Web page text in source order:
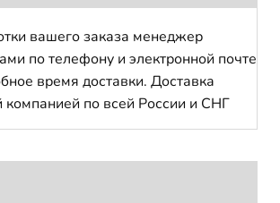
вашего заказа менеджер
по телефону и электронной почте
время доставки. Доставка
компанией по всей России и СНГ